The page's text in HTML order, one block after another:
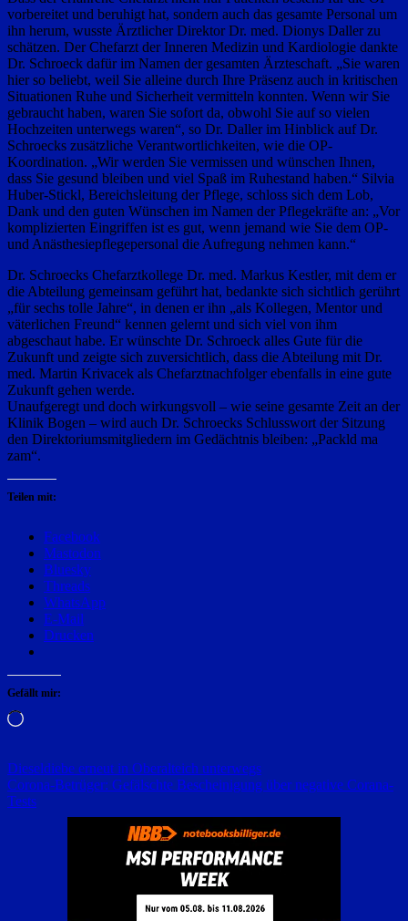
vorbereitet und beruhigt hat, sondern auch das gesamte Personal um
ihn herum, wusste Ärztlicher Direktor Dr. med. Dionys Daller zu
schätzen. Der Chefarzt der Inneren Medizin und Kardiologie dankte
Dr. Schroeck dafür im Namen der gesamten Ärzteschaft. „Sie waren
hier so beliebt, weil Sie alleine durch Ihre Präsenz auch in kritischen
Situationen Ruhe und Sicherheit vermitteln konnten. Wenn wir Sie
gebraucht haben, waren Sie sofort da, obwohl Sie auf so vielen
Hochzeiten unterwegs waren“, so Dr. Daller im Hinblick auf Dr.
Schroecks zusätzliche Verantwortlichkeiten, wie die OP-
Koordination. „Wir werden Sie vermissen und wünschen Ihnen,
dass Sie gesund bleiben und viel Spaß im Ruhestand haben.“ Silvia
Huber-Stickl, Bereichsleitung der Pflege, schloss sich dem Lob,
Dank und den guten Wünschen im Namen der Pflegekräfte an: „Vor
komplizierten Eingriffen ist es gut, wenn jemand wie Sie dem OP-
und Anästhesiepflegepersonal die Aufregung nehmen kann.“
Dr. Schroecks Chefarztkollege Dr. med. Markus Kestler, mit dem er
die Abteilung gemeinsam geführt hat, bedankte sich sichtlich gerührt
„für sechs tolle Jahre“, in denen er ihn „als Kollegen, Mentor und
väterlichen Freund“ kennen gelernt und sich viel von ihm
abgeschaut habe. Er wünschte Dr. Schroeck alles Gute für die
Zukunft und zeigte sich zuversichtlich, dass die Abteilung mit Dr.
med. Martin Krivacek als Chefarztnachfolger ebenfalls in eine gute
Zukunft gehen werde.
Unaufgeregt und doch wirkungsvoll – wie seine gesamte Zeit an der
Klinik Bogen – wird auch Dr. Schroecks Schlusswort der Sitzung
den Direktoriumsmitgliedern im Gedächtnis bleiben: „Packld ma
zam“.
Teilen mit:
Facebook
Mastodon
Bluesky
Threads
WhatsApp
E-Mail
Drucken
Gefällt mir:
Wird
Beitragsnavigation
Dieseldiebe erneut in Oberalteich unterwegs
Corona-Betrüger: Gefälschte Bescheinigung über negative Corana-
Tests